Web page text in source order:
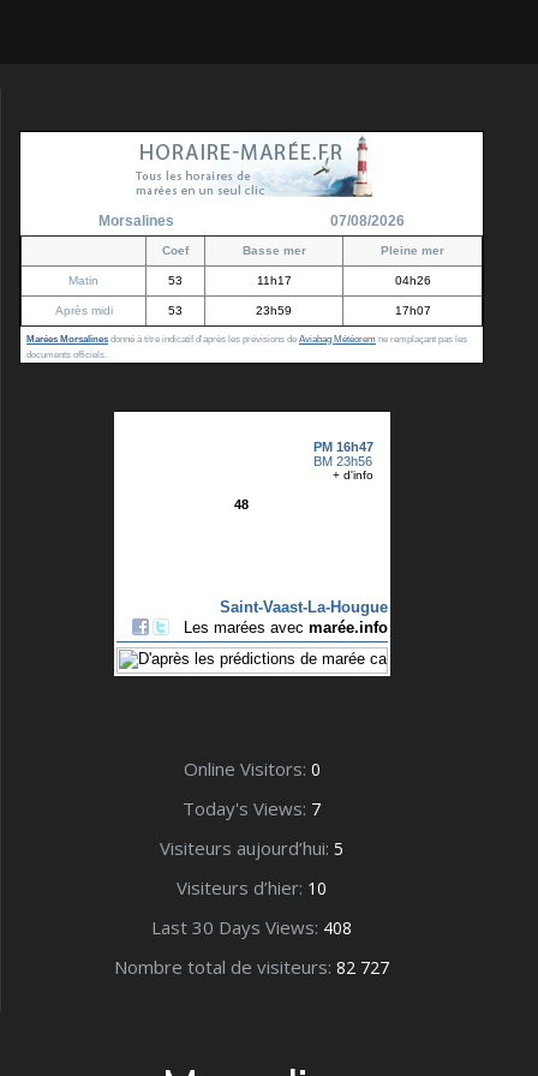
Morsalines 07/08/2026
Coef Basse mer Pleine mer
Matin 53 11h17 04h26
Après midi 53 23h59 17h07
Marées Morsalines donné à titre indicatif d'après les prévisions de Aviabag Météorem ne remplaçant pas les
documents officiels.
Online Visitors: 0
Today's Views: 7
Visiteurs aujourd’hui: 5
Visiteurs d’hier: 10
Last 30 Days Views: 408
Nombre total de visiteurs: 82 727